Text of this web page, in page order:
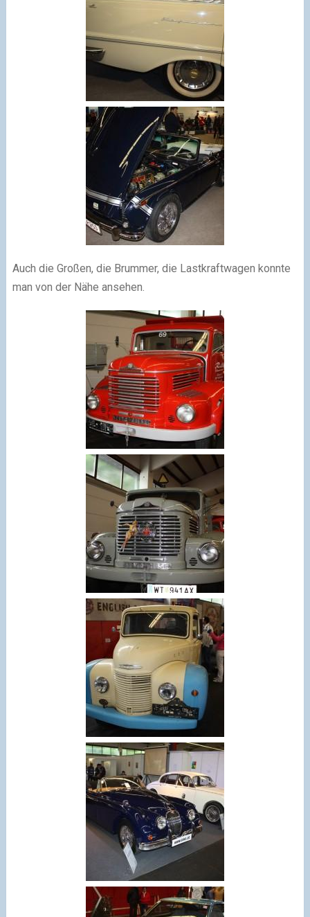
Auch die Großen, die Brummer, die Lastkraftwagen konnte
man von der Nähe ansehen.